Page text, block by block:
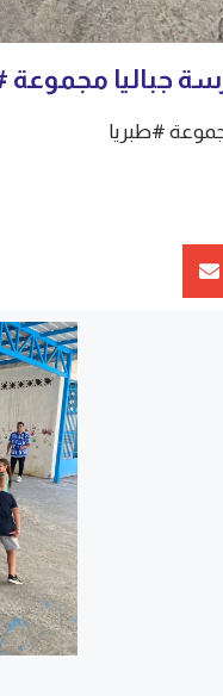
جباليا مجموعة
#طبريا